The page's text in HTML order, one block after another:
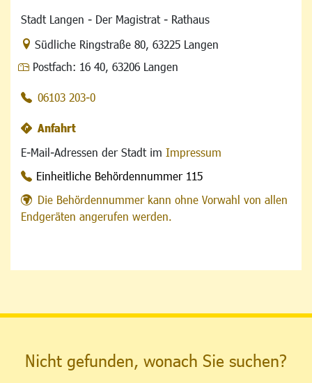
Stadt Langen - Der Magistrat - Rathaus
Link zur Google-Maps Navigation
Südliche Ringstraße 80, 63225 Langen
Postfach: 16 40, 63206 Langen
06103 203-0
Anfahrt
E-Mail-Adressen der Stadt im Impressum
Einheitliche Behördennummer 115
Die Behördennummer kann ohne Vorwahl von allen
Endgeräten angerufen werden.
Nicht gefunden, wonach Sie suchen?